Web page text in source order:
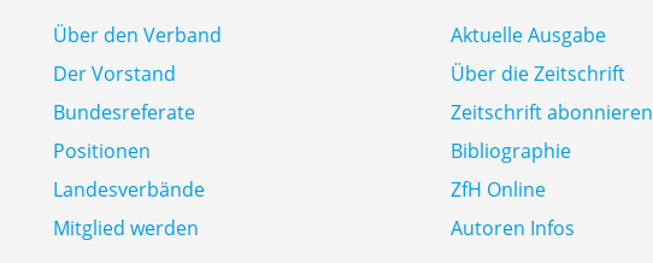
Über den Verband
Der Vorstand
Bundesreferate
Positionen
Landesverbände
Mitglied werden
Aktuelle Ausgabe
Über die Zeitschrift
Zeitschrift abonnieren
Bibliographie
ZfH Online
Autoren Infos